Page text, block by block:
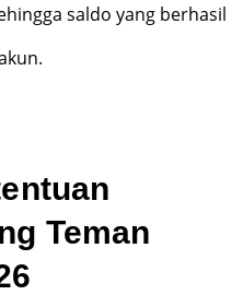
saldo yang berhasil
Teman